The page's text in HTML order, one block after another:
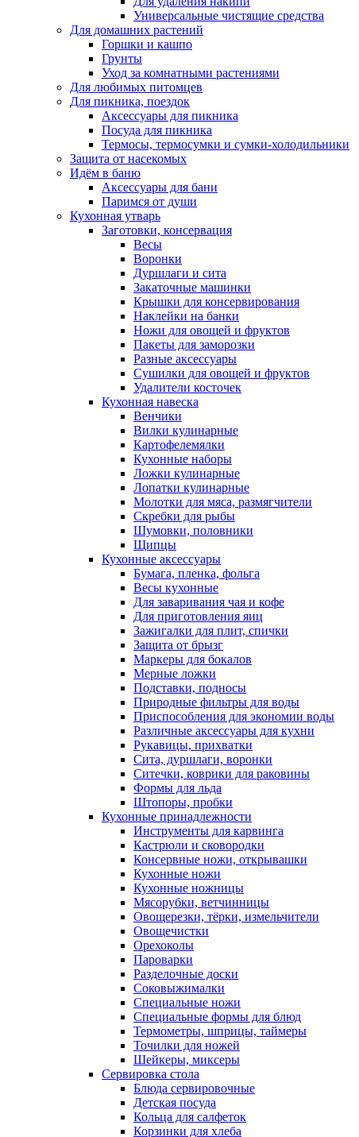
Универсальные чистящие средства
Для домашних растений
Горшки и кашпо
Грунты
Уход за комнатными растениями
Для любимых питомцев
Для пикника, поездок
Аксессуары для пикника
Посуда для пикника
Термосы, термосумки и сумки-холодильники
Защита от насекомых
Идём в баню
Аксессуары для бани
Паримся от души
Кухонная утварь
Заготовки, консервация
Весы
Воронки
Дуршлаги и сита
Закаточные машинки
Крышки для консервирования
Наклейки на банки
Ножи для овощей и фруктов
Пакеты для заморозки
Разные аксессуары
Сушилки для овощей и фруктов
Удалители косточек
Кухонная навеска
Венчики
Вилки кулинарные
Картофелемялки
Кухонные наборы
Ложки кулинарные
Лопатки кулинарные
Молотки для мяса, размягчители
Скребки для рыбы
Шумовки, половники
Щипцы
Кухонные аксессуары
Бумага, пленка, фольга
Весы кухонные
Для заваривания чая и кофе
Для приготовления яиц
Зажигалки для плит, спички
Защита от брызг
Маркеры для бокалов
Мерные ложки
Подставки, подносы
Природные фильтры для воды
Приспособления для экономии воды
Различные аксессуары для кухни
Рукавицы, прихватки
Сита, дуршлаги, воронки
Ситечки, коврики для раковины
Формы для льда
Штопоры, пробки
Кухонные принадлежности
Инструменты для карвинга
Кастрюли и сковородки
Консервные ножи, открывашки
Кухонные ножи
Кухонные ножницы
Мясорубки, ветчинницы
Овощерезки, тёрки, измельчители
Овощечистки
Орехоколы
Пароварки
Разделочные доски
Соковыжималки
Специальные ножи
Специальные формы для блюд
Термометры, шприцы, таймеры
Точилки для ножей
Шейкеры, миксеры
Сервировка стола
Блюда сервировочные
Детская посуда
Кольца для салфеток
Корзинки для хлеба